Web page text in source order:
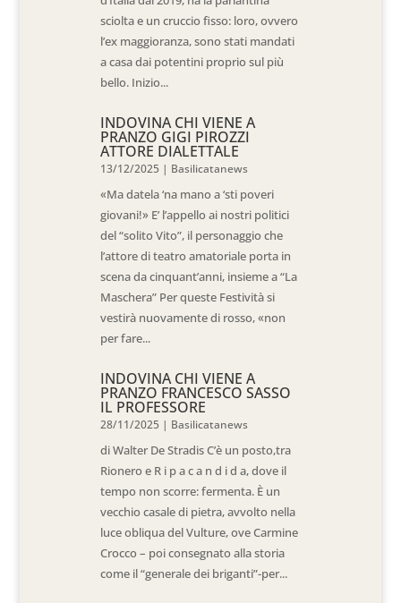
sciolta e un cruccio fisso: loro, ovvero
l’ex maggioranza, sono stati mandati
a casa dai potentini proprio sul più
bello. Inizio...
INDOVINA CHI VIENE A
PRANZO GIGI PIROZZI
ATTORE DIALETTALE
13/12/2025 | Basilicatanews
«Ma datela ‘na mano a ‘sti poveri
giovani!» E’ l’appello ai nostri politici
del “solito Vito”, il personaggio che
l’attore di teatro amatoriale porta in
scena da cinquant’anni, insieme a “La
Maschera” Per queste Festività si
vestirà nuovamente di rosso, «non
per fare...
INDOVINA CHI VIENE A
PRANZO FRANCESCO SASSO
IL PROFESSORE
28/11/2025 | Basilicatanews
di Walter De Stradis C’è un posto,tra
Rionero e R i p a c a n d i d a, dove il
tempo non scorre: fermenta. È un
vecchio casale di pietra, avvolto nella
luce obliqua del Vulture, ove Carmine
Crocco – poi consegnato alla storia
come il “generale dei briganti”-per...